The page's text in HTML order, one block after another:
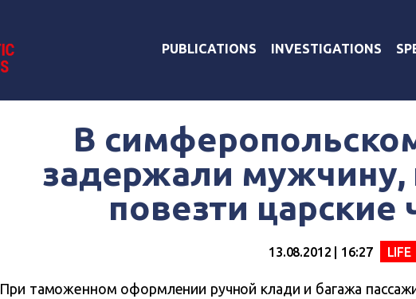
PUBLICATIONS INVESTIGATIONS
В
задержали мужчину,
повезти царские
13.08.2012 | 16:27 LIFE
При таможенном оформлении ручной клади и багажа